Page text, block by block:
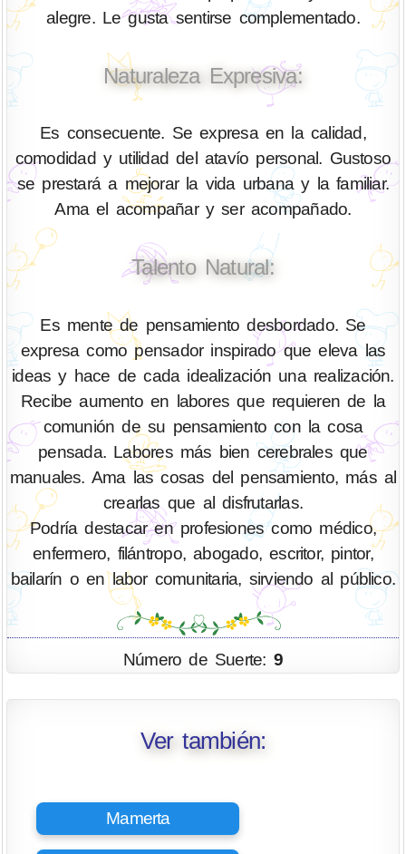
alegre. Le gusta sentirse complementado.
Naturaleza Expresiva:
Es consecuente. Se expresa en la calidad,
comodidad y utilidad del atavío personal. Gustoso
se prestará a mejorar la vida urbana y la familiar.
Ama el acompañar y ser acompañado.
Talento Natural:
Es mente de pensamiento desbordado. Se
expresa como pensador inspirado que eleva las
ideas y hace de cada idealización una realización.
Recibe aumento en labores que requieren de la
comunión de su pensamiento con la cosa
pensada. Labores más bien cerebrales que
manuales. Ama las cosas del pensamiento, más al
crearlas que al disfrutarlas.
Podría destacar en profesiones como médico,
enfermero, filántropo, abogado, escritor, pintor,
bailarín o en labor comunitaria, sirviendo al público.
Número de Suerte: 9
Ver también:
Mamerta